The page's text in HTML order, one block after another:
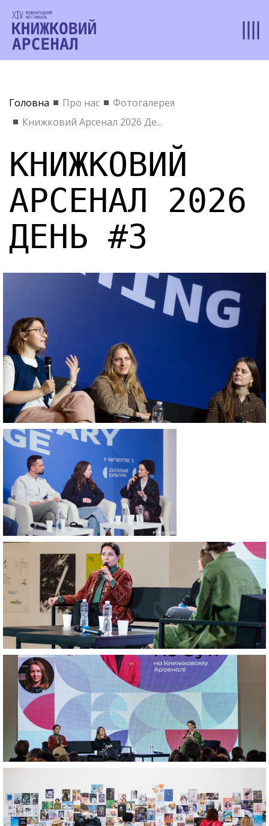
Головна Про нас
Фотогалерея
Книжковий Арсенал 2026 Де...
КНИЖКОВИЙ
АРСЕНАЛ 2026
ДЕНЬ #3